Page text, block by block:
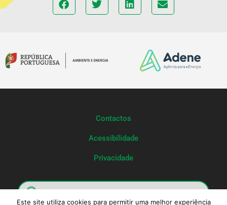
Contactos
Acessibilidade
Privacidade
Este site utiliza cookies para permitir uma melhor experiência